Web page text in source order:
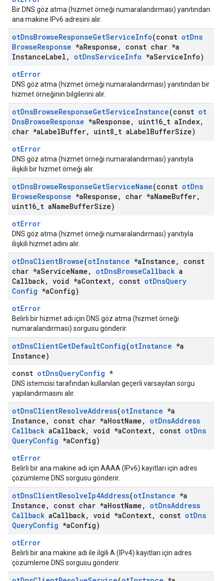
Bir DNS göz atma (hizmet örneği numaralandırması) yanıtından
ana makine IPv6 adresini alır.
otDnsBrowseResponseGetServiceInfo(const otDns
BrowseResponse *aResponse ,
const char *a
InstanceLabel , otDnsServiceInfo *aServiceInfo)
otError
DNS göz atma (hizmet örneği numaralandırması) yanıtından bir
hizmet örneğinin bilgilerini alır.
otDnsBrowseResponseGetServiceInstance(const ot
DnsBrowseResponse *aResponse , uint16 t aIndex,
char *aLabelBuffer, uint8 t aLabelBufferSize)
otError
DNS göz atma (hizmet örneği numaralandırması) yanıtıyla
ilişkili bir hizmet örneği alır.
otDnsBrowseResponseGetServiceName(const otDns
BrowseResponse *aResponse , char *aNameBuffer,
uint16 t aNameBufferSize)
otError
DNS göz atma (hizmet örneği numaralandırması) yanıtıyla
ilişkili hizmet adını alır.
otDnsClientBrowse(otInstance *aInstance ,
const
char *aServiceName , otDnsBrowseCallback a
Callback, void *aContext, const otDnsQuery
Config *aConfig)
otError
Belirli bir hizmet adı için DNS göz atma (hizmet örneği
numaralandırması) sorgusu gönderir.
otDnsClientGetDefaultConfig(otInstance *a
Instance)
const otDnsQueryConfig *
DNS istemcisi tarafından kullanılan geçerli varsayılan sorgu
yapılandırmasını alır.
otDnsClientResolveAddress(otInstance *a
Instance , const char *aHostName , otDnsAddress
Callback aCallback, void *aContext, const otDns
QueryConfig *aConfig)
otError
Belirli bir ana makine adı için AAAA (IPv6) kayıtları için adres
çözümleme DNS sorgusu gönderir.
otDnsClientResolveIp4Address(otInstance *a
Instance , const char *aHostName , otDnsAddress
Callback aCallback, void *aContext, const otDns
QueryConfig *aConfig)
otError
Belirli bir ana makine adı ile ilgili A (IPv4) kayıtları için adres
çözümleme DNS sorgusu gönderir.